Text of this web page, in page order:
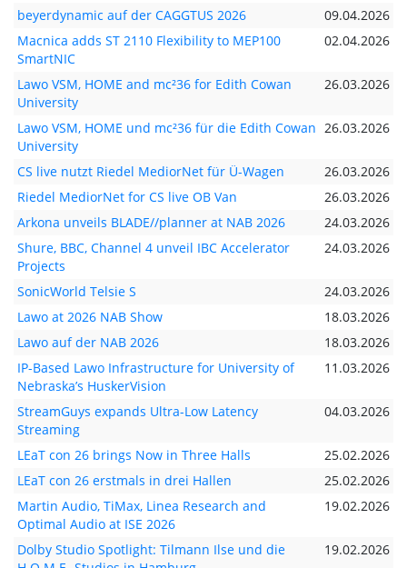
beyerdynamic auf der CAGGTUS 2026
09.04.2026
Macnica adds ST 2110 Flexibility to MEP100
SmartNIC
02.04.2026
Lawo VSM, HOME and mc²36 for Edith Cowan
University
26.03.2026
Lawo VSM, HOME und mc²36 für die Edith Cowan
University
26.03.2026
CS live nutzt Riedel MediorNet für Ü-Wagen
26.03.2026
Riedel MediorNet for CS live OB Van
26.03.2026
Arkona unveils BLADE//planner at NAB 2026
24.03.2026
Shure, BBC, Channel 4 unveil IBC Accelerator
Projects
24.03.2026
SonicWorld Telsie S
24.03.2026
Lawo at 2026 NAB Show
18.03.2026
Lawo auf der NAB 2026
18.03.2026
IP-Based Lawo Infrastructure for University of
Nebraska’s HuskerVision
11.03.2026
StreamGuys expands Ultra-Low Latency
Streaming
04.03.2026
LEaT con 26 brings Now in Three Halls
25.02.2026
LEaT con 26 erstmals in drei Hallen
25.02.2026
Martin Audio, TiMax, Linea Research and
Optimal Audio at ISE 2026
19.02.2026
Dolby Studio Spotlight: Tilmann Ilse und die
19.02.2026